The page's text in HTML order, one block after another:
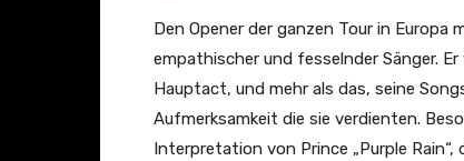
Den Opener der ganzen Tour in Europa
empathischer und fesselnder Sänger.
Hauptact, und mehr als das, seine
Aufmerksamkeit die sie verdienten.
Interpretation von Prince „Purple